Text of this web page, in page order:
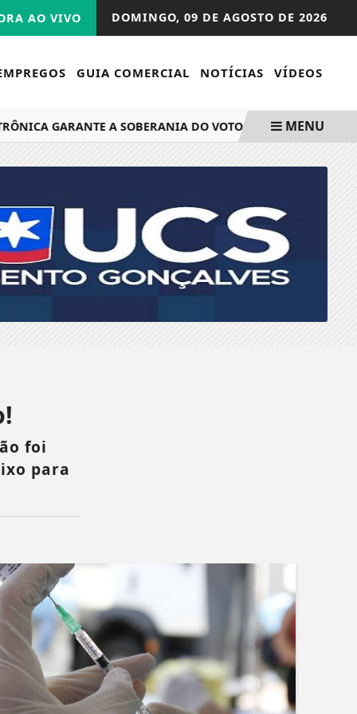
DOMINGO, 09 DE AGOSTO DE 2026
AO VIVO
GUIA COMERCIAL NOTÍCIAS VÍDEOS
GARANTE A SOBERANIA DO VOTO MEGA-SENA
MENU
foi
para